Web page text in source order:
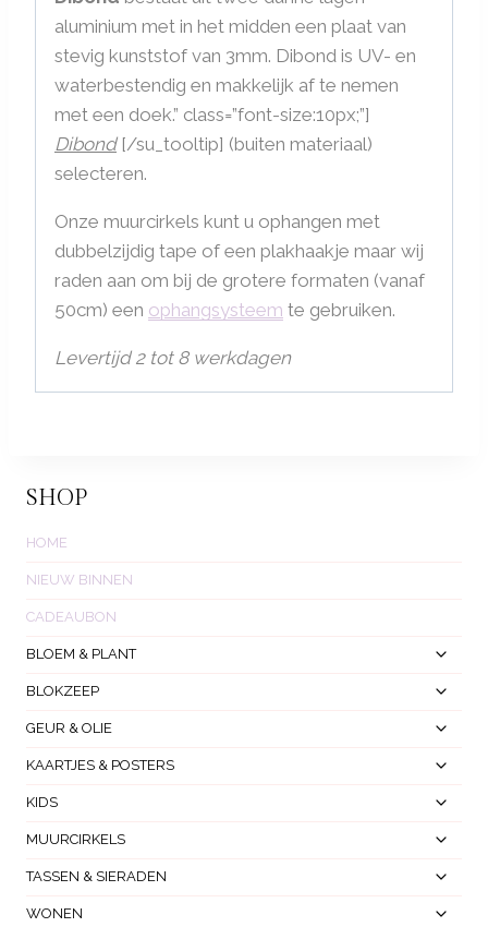
aluminium met in het midden een plaat van
stevig kunststof van 3mm. Dibond is UV- en
waterbestendig en makkelijk af te nemen
met een doek.” class=”font-size:10px;”]
Dibond[/su_tooltip] (buiten materiaal)
selecteren.
Onze muurcirkels kunt u ophangen met
dubbelzijdig tape of een plakhaakje maar wij
raden aan om bij de grotere formaten (vanaf
50cm) een ophangsysteem te gebruiken.
Levertijd 2 tot 8 werkdagen
SHOP
HOME
NIEUW BINNEN
CADEAUBON
BLOEM & PLANT
BLOKZEEP
GEUR & OLIE
KAARTJES & POSTERS
KIDS
MUURCIRKELS
TASSEN & SIERADEN
WONEN